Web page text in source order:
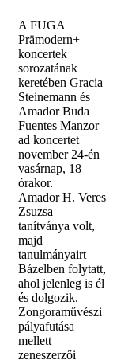
A FUGA
Prämodern+
koncertek
sorozatának
keretében Gracia
Steinemann és
Amador Buda
Fuentes Manzor
ad koncertet
november 24-én
vasárnap, 18
órakor.
Amador H. Veres
Zsuzsa
tanítványa volt,
majd
tanulmányairt
Bázelben folytatt,
ahol jelenleg is él
és dolgozik.
Zongoraművészi
pályafutása
mellett
zeneszerzői